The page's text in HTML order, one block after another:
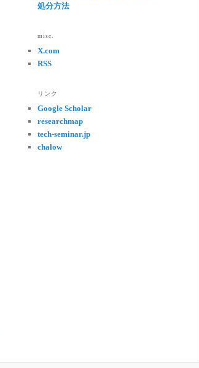
処分方法
misc.
X.com
RSS
リンク
Google Scholar
researchmap
tech-seminar.jp
chalow